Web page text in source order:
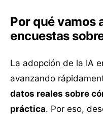
Por qué vamos
encuestas
La adopción de la IA
avanzando
datos reales sobre
práctica. Por eso,